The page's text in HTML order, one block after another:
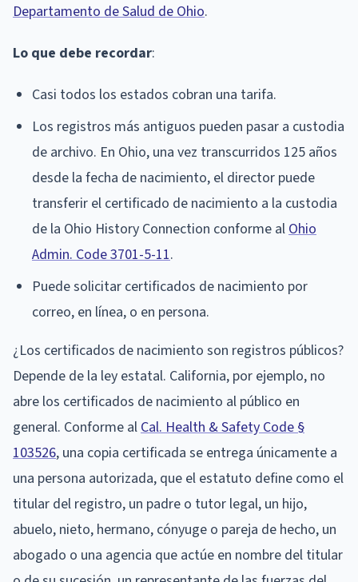
Departamento de Salud de Ohio.
Lo que debe recordar:
Casi todos los estados cobran una tarifa.
Los registros más antiguos pueden pasar a custodia
de archivo. En Ohio, una vez transcurridos 125 años
desde la fecha de nacimiento, el director puede
transferir el certificado de nacimiento a la custodia
de la Ohio History Connection conforme al Ohio
Admin. Code 3701-5-11.
Puede solicitar certificados de nacimiento por
correo, en línea, o en persona.
¿Los certificados de nacimiento son registros públicos?
Depende de la ley estatal. California, por ejemplo, no
abre los certificados de nacimiento al público en
general. Conforme al Cal. Health & Safety Code §
103526, una copia certificada se entrega únicamente a
una persona autorizada, que el estatuto define como el
titular del registro, un padre o tutor legal, un hijo,
abuelo, nieto, hermano, cónyuge o pareja de hecho, un
abogado o una agencia que actúe en nombre del titular